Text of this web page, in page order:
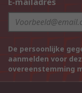
E-mailadres
De persoonlijke
aanmelden voor
overeenstemming